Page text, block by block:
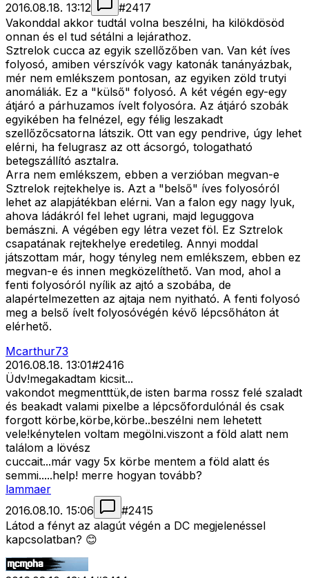
2016.08.18. 13:12
#2417
Vakonddal akkor tudtál volna beszélni, ha kilökdösöd
onnan és el tud sétálni a lejárathoz.
Sztrelok cucca az egyik szellőzőben van. Van két íves
folyosó, amiben vérszívók vagy katonák tanányázbak,
mér nem emlékszem pontosan, az egyiken zöld trutyi
anomáliák. Ez a "külső" folyosó. A két végén egy-egy
átjáró a párhuzamos ívelt folyosóra. Az átjáró szobák
egyikében ha felnézel, egy félig leszakadt
szellőzőcsatorna látszik. Ott van egy pendrive, úgy lehet
elérni, ha felugrasz az ott ácsorgó, tologatható
betegszállító asztalra.
Arra nem emlékszem, ebben a verzióban megvan-e
Sztrelok rejtekhelye is. Azt a "belső" íves folyosóról
lehet az alapjátékban elérni. Van a falon egy nagy lyuk,
ahova ládákról fel lehet ugrani, majd leguggova
bemászni. A végében egy létra vezet föl. Ez Sztrelok
csapatának rejtekhelye eredetileg. Annyi moddal
játszottam már, hogy tényleg nem emlékszem, ebben ez
megvan-e és innen megközelíthető. Van mod, ahol a
fenti folyosóról nyílik az ajtó a szobába, de
alapértelmezetten az ajtaja nem nyitható. A fenti folyosó
meg a belső ívelt folyosóvégén kévő lépcsőháton át
elérhető.
Mcarthur73
2016.08.18. 13:01#2416
Üdv!megakadtam kicsit...
vakondot megmentttük,de isten barma rossz felé szaladt
és beakadt valami pixelbe a lépcsőfordulónál és csak
forgott körbe,körbe,körbe..beszélni nem lehetett
vele!kénytelen voltam megölni.viszont a föld alatt nem
találom a lövész
cuccait...már vagy 5x körbe mentem a föld alatt és
semmi.....help! merre hogyan tovább?
lammaer
2016.08.10. 15:06
#2415
Látod a fényt az alagút végén a DC megjelenéssel
kapcsolatban? 😊